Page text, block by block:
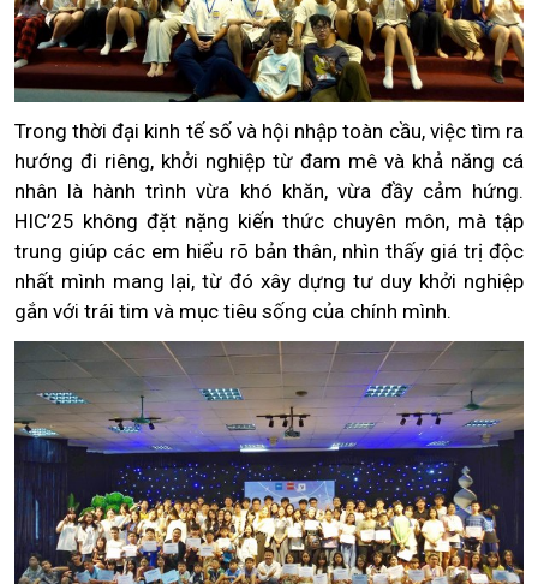
Trong thời đại kinh tế số và hội nhập toàn cầu, việc tìm ra
hướng đi riêng, khởi nghiệp từ đam mê và khả năng cá
nhân là hành trình vừa khó khăn, vừa đầy cảm hứng.
HIC’25 không đặt nặng kiến thức chuyên môn, mà tập
trung giúp các em hiểu rõ bản thân, nhìn thấy giá trị độc
nhất mình mang lại, từ đó xây dựng tư duy khởi nghiệp
gắn với trái tim và mục tiêu sống của chính mình.